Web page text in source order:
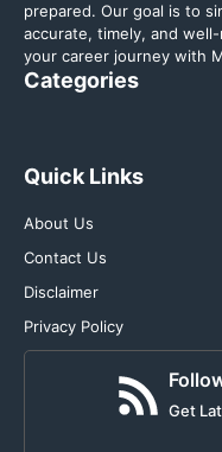
prepared. Our goal is to
accurate, timely, and
your career journey with
Categories
Quick Links
About Us
Contact Us
Disclaimer
Privacy Policy
Get